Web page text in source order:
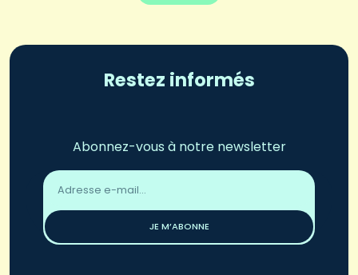
Restez informés
Abonnez-vous à notre newsletter
Adresse
email
JE M’ABONNE